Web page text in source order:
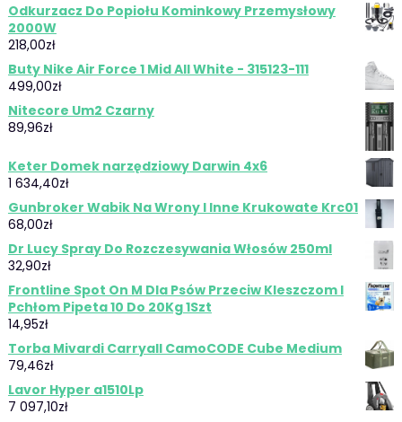
Odkurzacz Do Popiołu Kominkowy Przemysłowy
2000W
218,00zł
Buty Nike Air Force 1 Mid All White - 315123-111
499,00zł
Nitecore Um2 Czarny
89,96zł
Keter Domek narzędziowy Darwin 4x6
1 634,40zł
Gunbroker Wabik Na Wrony I Inne Krukowate Krc01
68,00zł
Dr Lucy Spray Do Rozczesywania Włosów 250ml
32,90zł
Frontline Spot On M Dla Psów Przeciw Kleszczom I
Pchłom Pipeta 10 Do 20Kg 1Szt
14,95zł
Torba Mivardi Carryall CamoCODE Cube Medium
79,46zł
Lavor Hyper a1510Lp
7 097,10zł